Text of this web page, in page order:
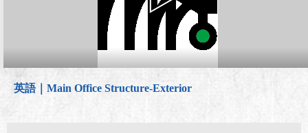
英語｜Main Office Structure-Exterior